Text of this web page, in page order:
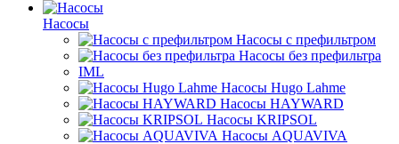
Насосы
Насосы с префильтром
Насосы без префильтра
IML
Насосы Hugo Lahme
Насосы HAYWARD
Насосы KRIPSOL
Насосы AQUAVIVA